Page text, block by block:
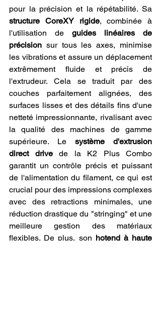
structure CoreXY rigide, combinée à
l'utilisation de guides linéaires de
précision sur tous les axes, minimise
les vibrations et assure un déplacement
extrêmement fluide et précis de
l'extrudeur. Cela se traduit par des
couches parfaitement alignées, des
surfaces lisses et des détails fins d'une
netteté impressionnante, rivalisant avec
la qualité des machines de gamme
supérieure. Le système d'extrusion
direct drive de la K2 Plus Combo
garantit un contrôle précis et puissant
de l'alimentation du filament, ce qui est
crucial pour des impressions complexes
avec des retractions minimales, une
réduction drastique du "stringing" et une
meilleure gestion des matériaux
flexibles. De plus, son hotend à haute